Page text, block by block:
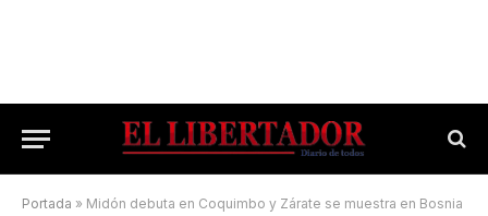
Portada » Midón debuta en Coquimbo y Zárate se muestra en Bosnia